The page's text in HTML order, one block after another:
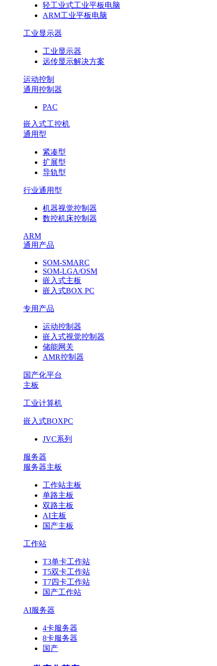
轻工业式工业平板电脑
ARM工业平板电脑
工业显示器
工业显示器
远传显示解决方案
运动控制
通用控制器
PAC
嵌入式工控机
通用型
紧凑型
扩展型
导轨型
行业通用型
机器视觉控制器
数控机床控制器
ARM
通用产品
SOM-SMARC
SOM-LGA/OSM
嵌入式主板
嵌入式BOX PC
专用产品
运动控制器
嵌入式视觉控制器
储能网关
AMR控制器
国产化平台
主板
工业计算机
嵌入式BOXPC
JVC系列
服务器
服务器主板
工作站主板
单路主板
双路主板
AI主板
国产主板
工作站
T3单卡工作站
T5双卡工作站
T7四卡工作站
国产工作站
AI服务器
4卡服务器
8卡服务器
国产